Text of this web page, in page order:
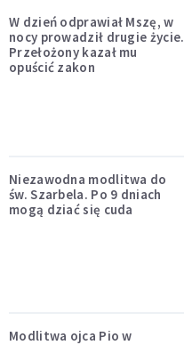
W dzień odprawiał Mszę, w
nocy prowadził drugie życie.
Przełożony kazał mu
opuścić zakon
Niezawodna modlitwa do
św. Szarbela. Po 9 dniach
mogą dziać się cuda
Modlitwa ojca Pio w